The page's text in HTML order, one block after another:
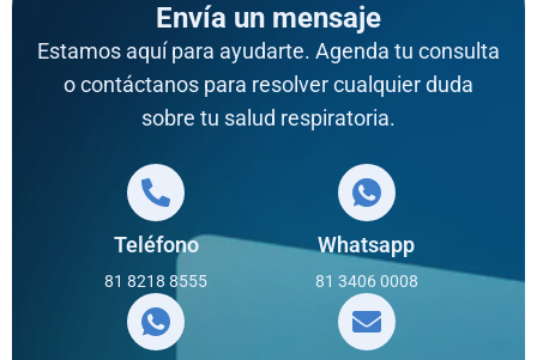
Envía un mensaje
Estamos aquí para ayudarte. Agenda tu consulta
o contáctanos para resolver cualquier duda
sobre tu salud respiratoria.
Teléfono
81 8218 8555
Whatsapp
81 3406 0008